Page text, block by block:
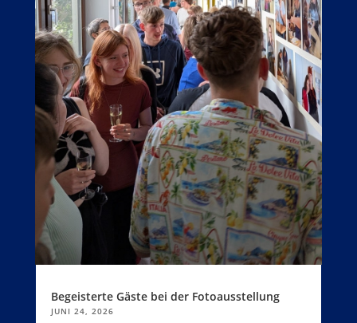
Begeisterte Gäste bei der Fotoausstellung
JUNI 24, 2026